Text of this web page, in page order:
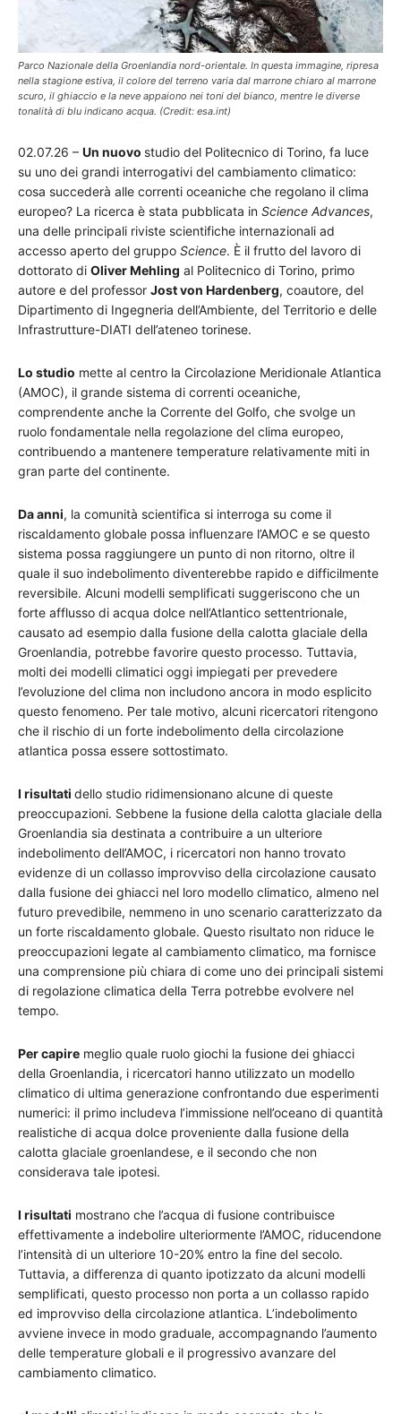
Parco Nazionale della Groenlandia nord-orientale. In questa immagine, ripresa
nella stagione estiva, il colore del terreno varia dal marrone chiaro al marrone
scuro, il ghiaccio e la neve appaiono nei toni del bianco, mentre le diverse
tonalità di blu indicano acqua. (Credit: esa.int)
02.07.26 – Un nuovo studio del Politecnico di Torino, fa luce
su uno dei grandi interrogativi del cambiamento climatico:
cosa succederà alle correnti oceaniche che regolano il clima
europeo? La ricerca è stata pubblicata in Science Advances,
una delle principali riviste scientifiche internazionali ad
accesso aperto del gruppo Science. È il frutto del lavoro di
dottorato di Oliver Mehling al Politecnico di Torino, primo
autore e del professor Jost von Hardenberg, coautore, del
Dipartimento di Ingegneria dell’Ambiente, del Territorio e delle
Infrastrutture-DIATI dell’ateneo torinese.
Lo studio mette al centro la Circolazione Meridionale Atlantica
(AMOC), il grande sistema di correnti oceaniche,
comprendente anche la Corrente del Golfo, che svolge un
ruolo fondamentale nella regolazione del clima europeo,
contribuendo a mantenere temperature relativamente miti in
gran parte del continente.
Da anni, la comunità scientifica si interroga su come il
riscaldamento globale possa influenzare l’AMOC e se questo
sistema possa raggiungere un punto di non ritorno, oltre il
quale il suo indebolimento diventerebbe rapido e difficilmente
reversibile. Alcuni modelli semplificati suggeriscono che un
forte afflusso di acqua dolce nell’Atlantico settentrionale,
causato ad esempio dalla fusione della calotta glaciale della
Groenlandia, potrebbe favorire questo processo. Tuttavia,
molti dei modelli climatici oggi impiegati per prevedere
l’evoluzione del clima non includono ancora in modo esplicito
questo fenomeno. Per tale motivo, alcuni ricercatori ritengono
che il rischio di un forte indebolimento della circolazione
atlantica possa essere sottostimato.
I risultati dello studio ridimensionano alcune di queste
preoccupazioni. Sebbene la fusione della calotta glaciale della
Groenlandia sia destinata a contribuire a un ulteriore
indebolimento dell’AMOC, i ricercatori non hanno trovato
evidenze di un collasso improvviso della circolazione causato
dalla fusione dei ghiacci nel loro modello climatico, almeno nel
futuro prevedibile, nemmeno in uno scenario caratterizzato da
un forte riscaldamento globale. Questo risultato non riduce le
preoccupazioni legate al cambiamento climatico, ma fornisce
una comprensione più chiara di come uno dei principali sistemi
di regolazione climatica della Terra potrebbe evolvere nel
tempo.
Per capire meglio quale ruolo giochi la fusione dei ghiacci
della Groenlandia, i ricercatori hanno utilizzato un modello
climatico di ultima generazione confrontando due esperimenti
numerici: il primo includeva l’immissione nell’oceano di quantità
realistiche di acqua dolce proveniente dalla fusione della
calotta glaciale groenlandese, e il secondo che non
considerava tale ipotesi.
I risultati mostrano che l’acqua di fusione contribuisce
effettivamente a indebolire ulteriormente l’AMOC, riducendone
l’intensità di un ulteriore 10-20% entro la fine del secolo.
Tuttavia, a differenza di quanto ipotizzato da alcuni modelli
semplificati, questo processo non porta a un collasso rapido
ed improvviso della circolazione atlantica. L’indebolimento
avviene invece in modo graduale, accompagnando l’aumento
delle temperature globali e il progressivo avanzare del
cambiamento climatico.